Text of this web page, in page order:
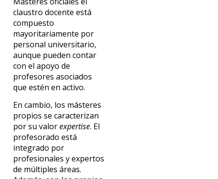
claustro docente está
compuesto
mayoritariamente por
personal universitario,
aunque pueden contar
con el apoyo de
profesores asociados
que estén en activo.
En cambio, los másteres
propios se caracterizan
por su valorexpertise. El
profesorado está
integrado por
profesionales y expertos
de múltiples áreas.